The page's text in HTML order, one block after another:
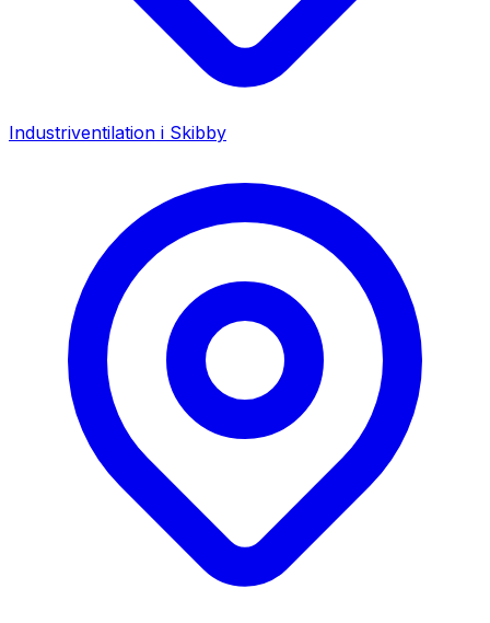
Industriventilation i Skibby